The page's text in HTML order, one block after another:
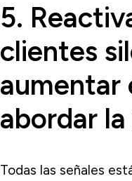
5.
clientes
aumentar
abordar
Todas las señales